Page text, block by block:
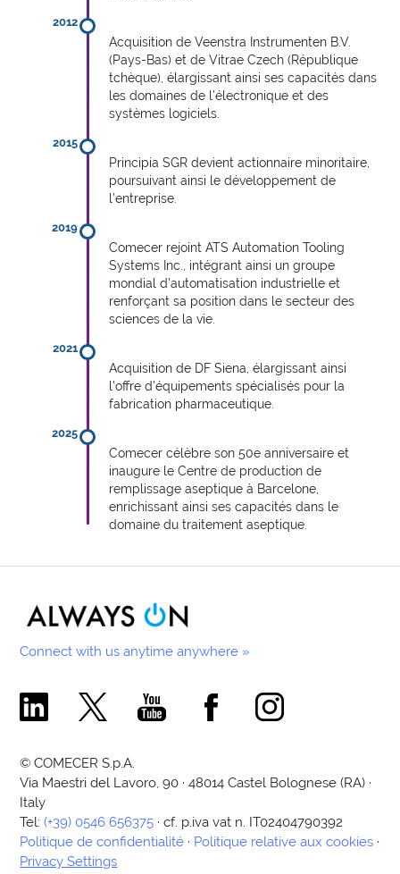
2012
Acquisition de Veenstra Instrumenten B.V.
(Pays-Bas) et de Vitrae Czech (République
tchèque), élargissant ainsi ses capacités dans
les domaines de l’électronique et des
systèmes logiciels.
2015
Principia SGR devient actionnaire minoritaire,
poursuivant ainsi le développement de
l’entreprise.
2019
Comecer rejoint ATS Automation Tooling
Systems Inc., intégrant ainsi un groupe
mondial d'automatisation industrielle et
renforçant sa position dans le secteur des
sciences de la vie.
2021
Acquisition de DF Siena, élargissant ainsi
l'offre d'équipements spécialisés pour la
fabrication pharmaceutique.
2025
Comecer célèbre son 50e anniversaire et
inaugure le Centre de production de
remplissage aseptique à Barcelone,
enrichissant ainsi ses capacités dans le
domaine du traitement aseptique.
Connect with us anytime anywhere »
Comecer Linkedin Page
Comecer X PageComecer Youtube Channel
Comecer Facebook Page
Comecer Instagram
© COMECER S.p.A.
Via Maestri del Lavoro, 90 · 48014 Castel Bolognese (RA) ·
Italy
Tel:(+39) 0546 656375 · cf. p.iva vat n. IT02404790392
Politique de confidentialité · Politique relative aux cookies ·
Privacy Settings